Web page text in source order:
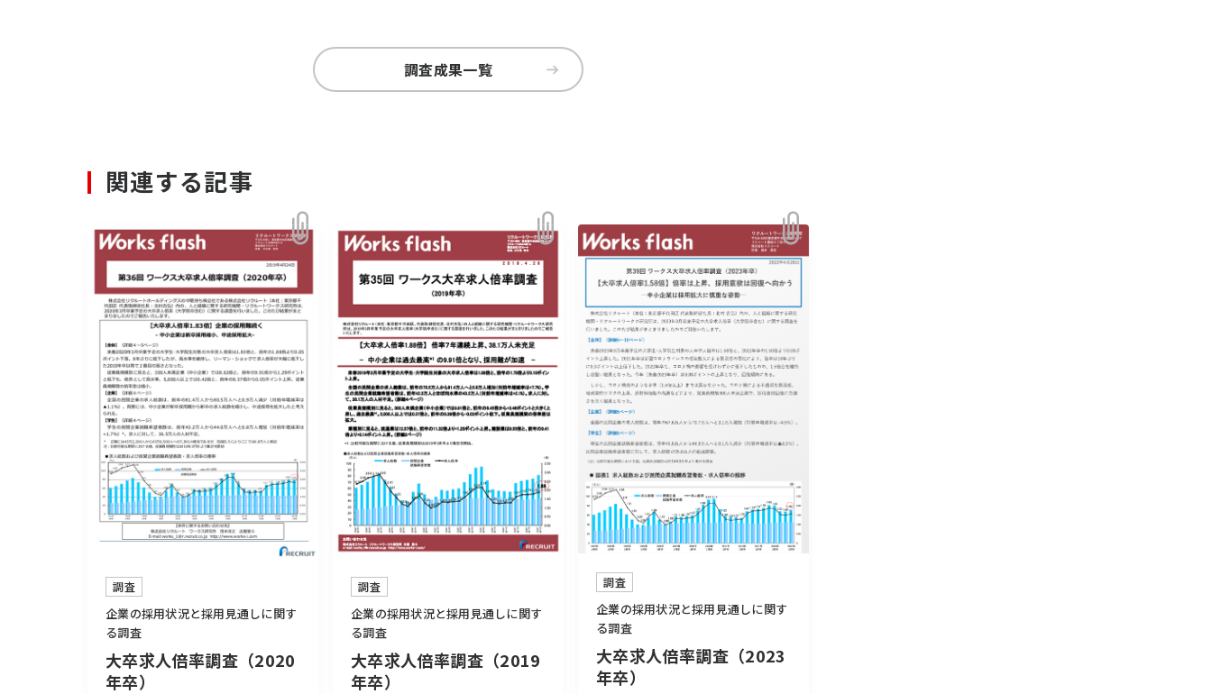
調査成果一覧
関連する記事
調査
企業の採用状況と採用見通しに関す
る調査
大卒求人倍率調査（2020
年卒）
調査
企業の採用状況と採用見通しに関す
る調査
大卒求人倍率調査（2019
年卒）
調査
企業の採用状況と採用見通しに関す
る調査
大卒求人倍率調査（2023
年卒）